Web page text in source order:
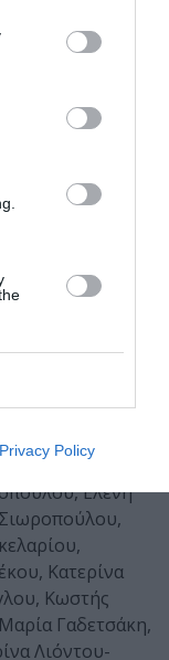
Privacy Policy
της Γνώσης,
Rafal
Γύρα,
Αφροδίτη
Ιορδανίδης
Δανάη Τόμπρου,
, Δήμος
Έλενα
Ελένη
Κατερίνα
Κωστής
Γαδετσάκη,
Λιόντου-